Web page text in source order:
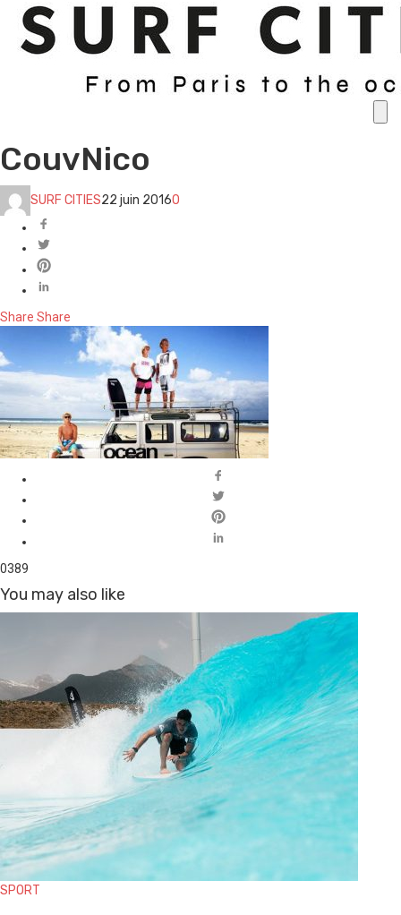
CouvNico
SURF CITIES22 juin 20160
Share Share
0389
You may also like
SPORT